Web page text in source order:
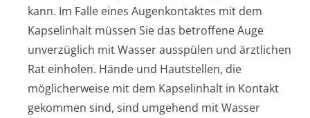
kann. Im Falle eines Augenkontaktes mit dem
Kapselinhalt müssen Sie das betroffene Auge
unverzüglich mit Wasser ausspülen und ärztlichen
Rat einholen. Hände und Hautstellen, die
möglicherweise mit dem Kapselinhalt in Kontakt
gekommen sind, sind umgehend mit Wasser